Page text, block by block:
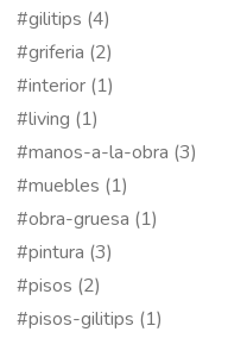
#gilitips (4)
#griferia (2)
#interior (1)
#living (1)
#manos-a-la-obra (3)
#muebles (1)
#obra-gruesa (1)
#pintura (3)
#pisos (2)
#pisos-gilitips (1)